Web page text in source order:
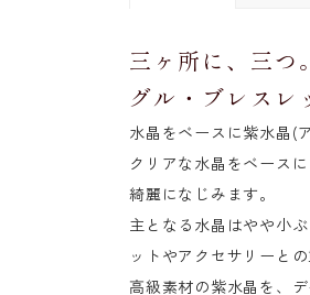
三ヶ所に、三つ
グル・ブレスレ
水晶をベースに紫水晶(
クリアな水晶をベース
綺麗になじみます。
主となる水晶はやや小
ットやアクセサリーと
高級素材の紫水晶を、
素材
主玉サイズ
本体サイズ
中糸